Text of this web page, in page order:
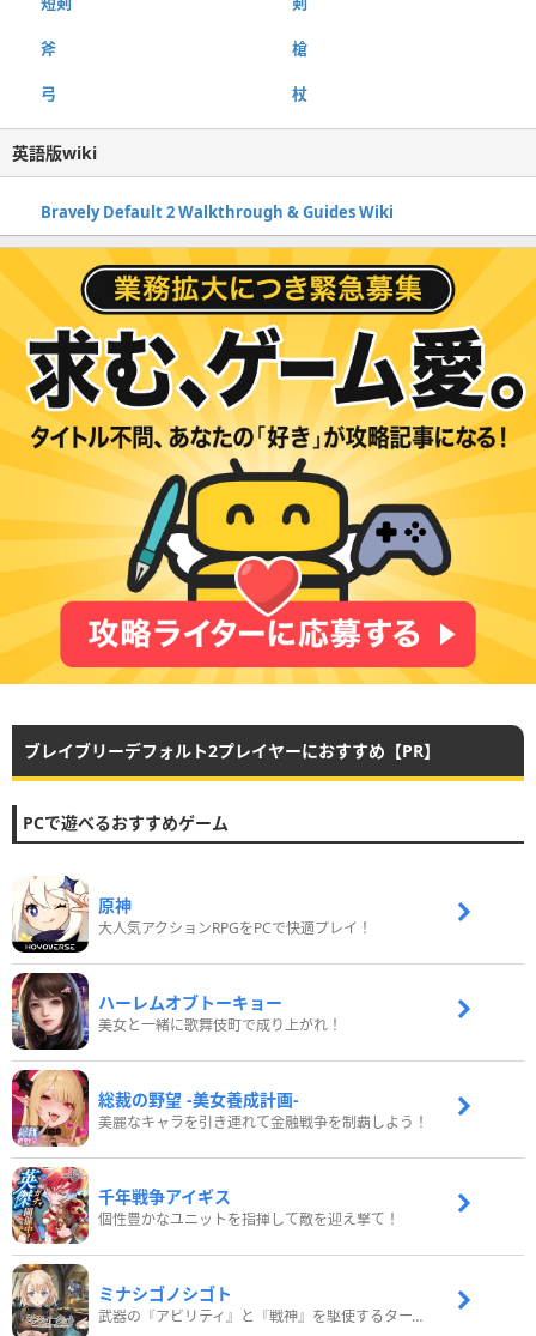
斧 槍
弓 杖
英語版wiki
Bravely Default 2 Walkthrough & Guides Wiki
ブレイブリーデフォルト2プレイヤーにおすすめ【PR】
PCで遊べるおすすめゲーム
原神
大人気アクションRPGをPCで快適プレイ！
ハーレムオブトーキョー
美女と一緒に歌舞伎町で成り上がれ！
総裁の野望 -美女養成計画-
美麗なキャラを引き連れて金融戦争を制覇しよう！
千年戦争アイギス
個性豊かなユニットを指揮して敵を迎え撃て！
ミナシゴノシゴト
武器の『アビリティ』と『戦神』を駆使するターン制コマンドバトルRPG！